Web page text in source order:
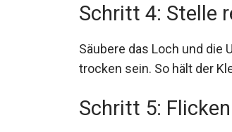
Schritt 4: Stelle
Säubere das Loch und die
trocken sein. So hält der
Schritt 5: